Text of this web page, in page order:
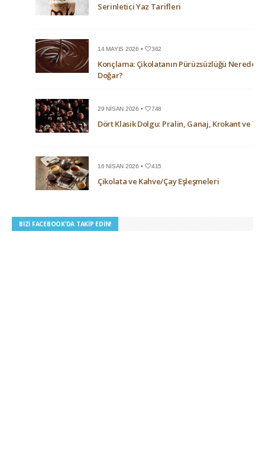
Serinletici Yaz Tarifleri
14 MAYIS 2026 • 362
Konçlama: Çikolatanın Pürüzsüzlüğü Nerede
Doğar?
29 NISAN 2026 • 748
Dört Klasik Dolgu: Pralin, Ganaj, Krokant ve
16 NISAN 2026 • 415
Çikolata ve Kahve/Çay Eşleşmeleri
BIZI FACEBOOK’DA TAKIP EDIN!